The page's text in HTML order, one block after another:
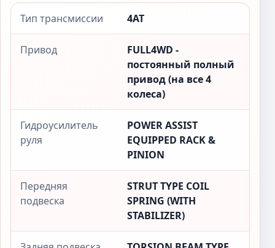
Тип трансмиссии 4AT
Привод
FULL4WD -
постоянный полный
привод (на все 4
колеса)
Гидроусилитель
руля
POWER ASSIST
EQUIPPED RACK &
PINION
Передняя
подвеска
STRUT TYPE COIL
SPRING (WITH
STABILIZER)